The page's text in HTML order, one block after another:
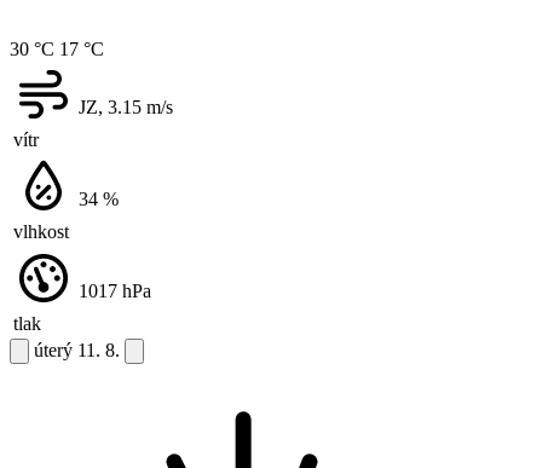
30 °C 17 °C
vítr
JZ, 3.15 m/s
vlhkost
34 %
tlak
1017 hPa
úterý 11. 8.